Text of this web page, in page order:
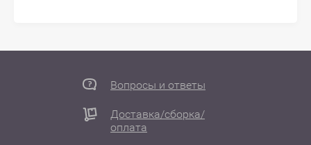
Вопросы и ответы
Доставка/сборка/
оплата